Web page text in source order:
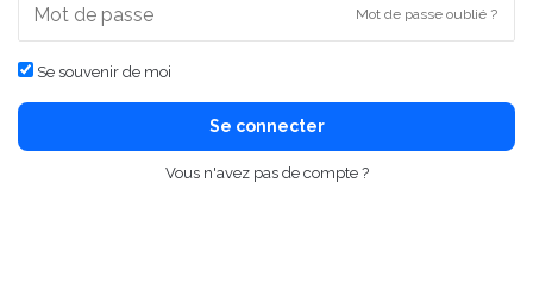
Mot de passe oublié ?
Se souvenir de moi
Se connecter
Vous n'avez pas de compte ?